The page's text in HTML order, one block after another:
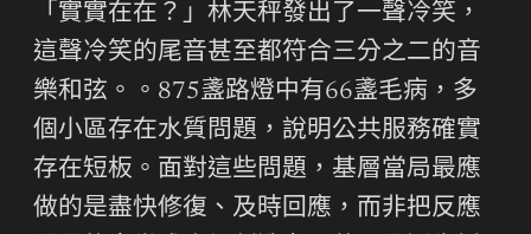
「實實在在？」林天秤發出了一聲冷笑，
這聲冷笑的尾音甚至都符合三分之二的音
樂和弦。。875盞路燈中有66盞毛病，多
個小區存在水質問題，說明公共服務確實
存在短板。面對這些問題，基層當局最應
做的是盡快修復、及時回應，而非把反應